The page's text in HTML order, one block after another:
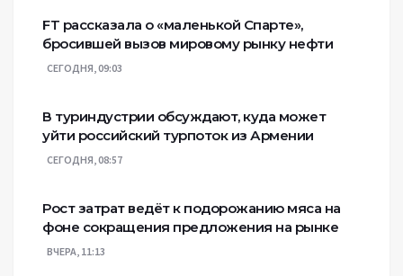
FT рассказала о «маленькой Спарте»,
бросившей вызов мировому рынку нефти
СЕГОДНЯ, 09:03
В туриндустрии обсуждают, куда может
уйти российский турпоток из Армении
СЕГОДНЯ, 08:57
Рост затрат ведёт к подорожанию мяса на
фоне сокращения предложения на рынке
ВЧЕРА, 11:13